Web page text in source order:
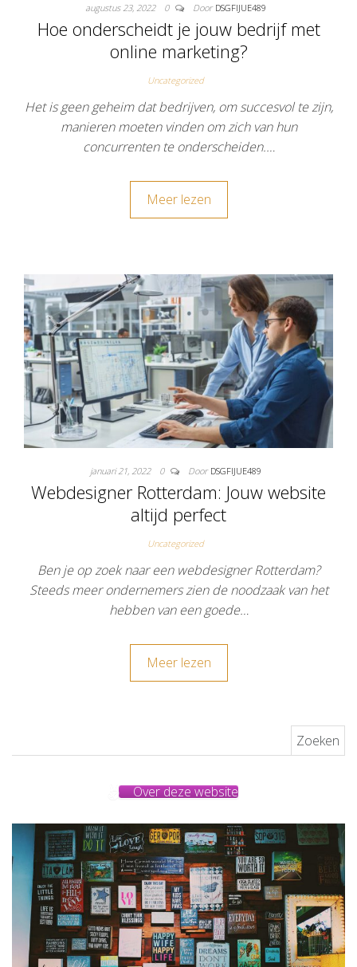
augustus 23, 2022 0 Door DSGFIJUE489
Hoe onderscheidt je jouw bedrijf met
online marketing?
Uncategorized
Het is geen geheim dat bedrijven, om succesvol te zijn,
manieren moeten vinden om zich van hun
concurrenten te onderscheiden.…
Meer lezen
januari 21, 2022 0 Door DSGFIJUE489
Webdesigner Rotterdam: Jouw website
altijd perfect
Uncategorized
Ben je op zoek naar een webdesigner Rotterdam?
Steeds meer ondernemers zien de noodzaak van het
hebben van een goede…
Meer lezen
Over deze website